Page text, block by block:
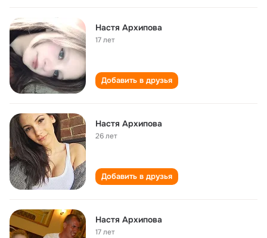
Настя Архипова
17 лет
Добавить в друзья
Настя Архипова
26 лет
Добавить в друзья
Настя Архипова
17 лет